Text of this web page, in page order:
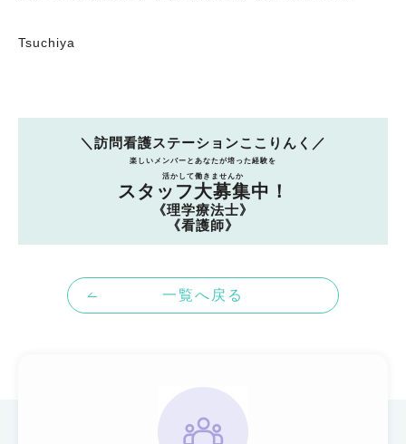
Tsuchiya
＼訪問看護ステーションここりんく／
楽しいメンバーとあなたが培った経験を
活かして働きませんか
スタッフ大募集中！
《理学療法士》
《看護師》
一覧へ戻る